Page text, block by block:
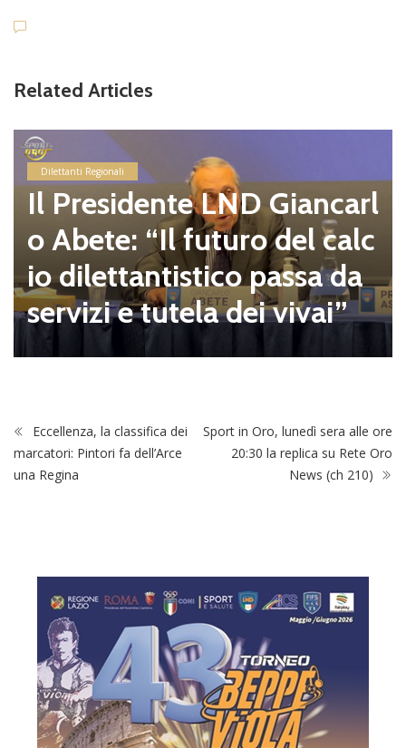
Related Articles
Dilettanti Regionali
Il Presidente LND Giancarl
o Abete: “Il futuro del calc
io dilettantistico passa da
servizi e tutela dei vivai”
Eccellenza, la classifica dei
marcatori: Pintori fa dell’Arce
una Regina
Sport in Oro, lunedì sera alle ore
20:30 la replica su Rete Oro
News (ch 210)